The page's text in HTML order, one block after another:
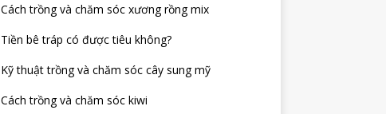
Cách trồng và chăm sóc xương rồng mix
Tiền bê tráp có được tiêu không?
Kỹ thuật trồng và chăm sóc cây sung mỹ
Cách trồng và chăm sóc kiwi